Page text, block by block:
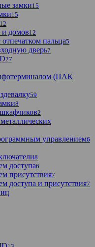
замки15
15
12
и домов12
пальца5
дверь7
27
(ПАК
59
8
2
управлением6
8
доступа6
присутствия7
доступа и присутствия7